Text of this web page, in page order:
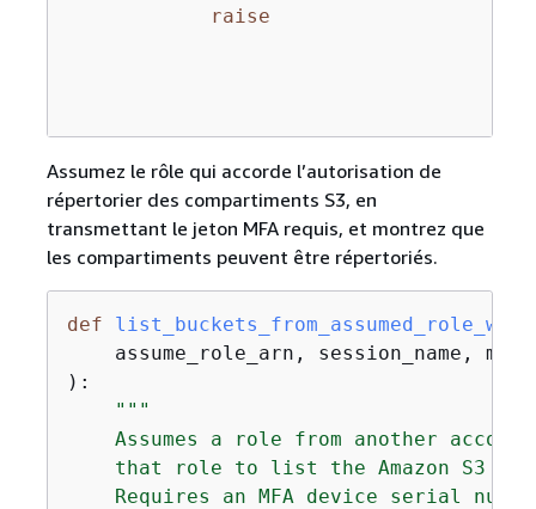
raise
Assumez le rôle qui accorde l’autorisation de
répertorier des compartiments S3, en
transmettant le jeton MFA requis, et montrez que
les compartiments peuvent être répertoriés.
def
):
"""
Assumes a role from another
that role to list the Amazon S3
Requires an MFA device serial